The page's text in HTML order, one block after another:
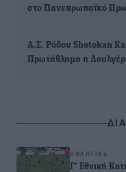
στο Πανευρωπαϊκό
Α.Σ. Ρόδου Shotokan
Πρωτάθλημα η
ΑΘΛΗΤΙΚΆ
Γ’ Εθνική